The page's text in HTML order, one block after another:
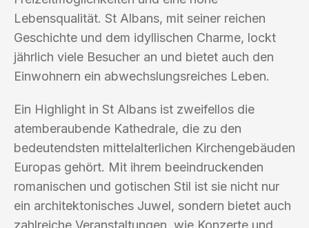
Lebensqualität. St Albans, mit seiner reichen
Geschichte und dem idyllischen Charme, lockt
jährlich viele Besucher an und bietet auch den
Einwohnern ein abwechslungsreiches Leben.
Ein Highlight in St Albans ist zweifellos die
atemberaubende Kathedrale, die zu den
bedeutendsten mittelalterlichen Kirchengebäuden
Europas gehört. Mit ihrem beeindruckenden
romanischen und gotischen Stil ist sie nicht nur
ein architektonisches Juwel, sondern bietet auch
zahlreiche Veranstaltungen, wie Konzerte und